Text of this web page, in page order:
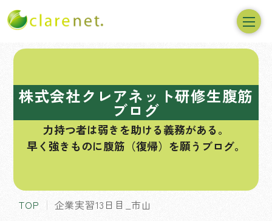
株式会社クレアネット研修生腹筋
ブログ
力持つ者は弱きを助ける義務がある。
早く強きものに腹筋（復帰）を願うブログ。
TOP 企業実習13日目_市山